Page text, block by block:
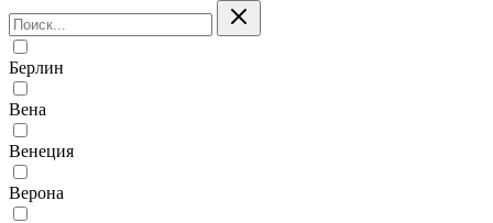
Берлин
Вена
Венеция
Верона